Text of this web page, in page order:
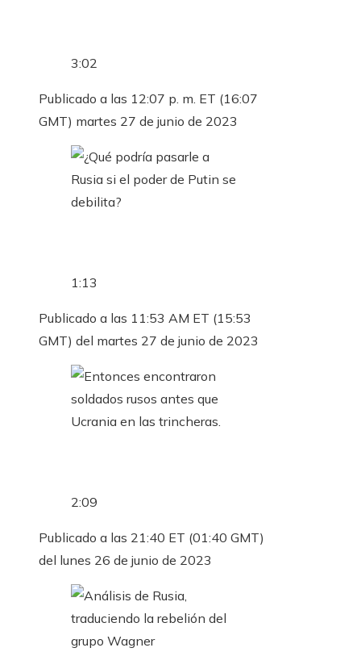
3:02
Publicado a las 12:07 p. m. ET (16:07
GMT) martes 27 de junio de 2023
1:13
Publicado a las 11:53 AM ET (15:53 ​​
GMT) del martes 27 de junio de 2023
2:09
Publicado a las 21:40 ET (01:40 GMT)
del lunes 26 de junio de 2023